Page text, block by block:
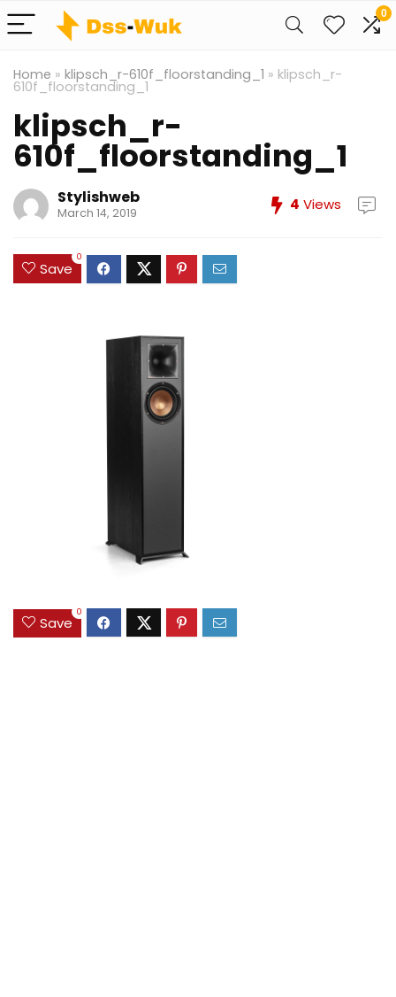
0
Home » klipsch_r-610f_floorstanding_1 » klipsch_r-
610f_floorstanding_1
klipsch_r-
610f_floorstanding_1
Stylishweb
March 14, 2019 4 Views
Save
0
Save
0